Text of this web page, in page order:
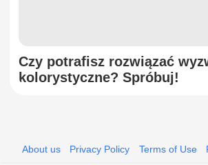
Czy potrafisz rozwiązać
kolorystyczne? Spróbuj!
About us Privacy Policy Terms of Use